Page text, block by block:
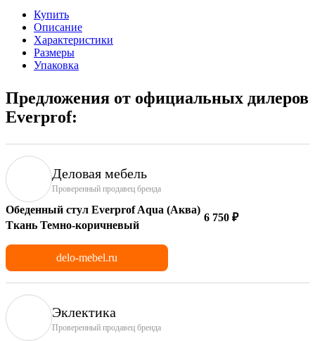
Купить
Описание
Характеристики
Размеры
Упаковка
Предложения от официальных дилеров
Everprof:
Деловая мебель
Проверенный продавец бренда
Обеденный стул Everprof Aqua (Аква)
Ткань Темно-коричневый
6 750 ₽
delo-mebel.ru
Эклектика
Проверенный продавец бренда